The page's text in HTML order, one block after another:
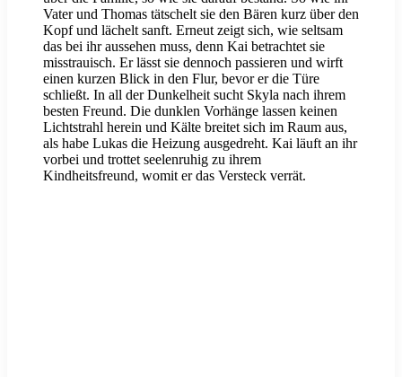
Vater und Thomas tätschelt sie den Bären kurz über den
Kopf und lächelt sanft. Erneut zeigt sich, wie seltsam
das bei ihr aussehen muss, denn Kai betrachtet sie
misstrauisch. Er lässt sie dennoch passieren und wirft
einen kurzen Blick in den Flur, bevor er die Türe
schließt. In all der Dunkelheit sucht Skyla nach ihrem
besten Freund. Die dunklen Vorhänge lassen keinen
Lichtstrahl herein und Kälte breitet sich im Raum aus,
als habe Lukas die Heizung ausgedreht. Kai läuft an ihr
vorbei und trottet seelenruhig zu ihrem
Kindheitsfreund, womit er das Versteck verrät.